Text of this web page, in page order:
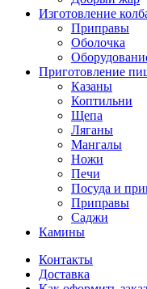
Изготовление
Приправы
Оболочка
Приготовление
Казаны
Коптильни
Щепа
Ляганы
Мангалы
Ножи
Печи
Посуда и
Приправы
Саджи
Камины
Контакты
Доставка